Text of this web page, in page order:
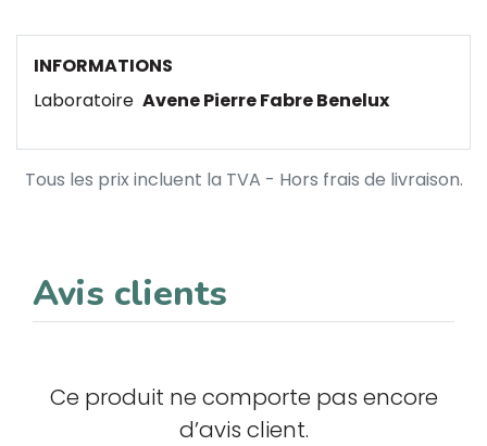
INFORMATIONS
Laboratoire Avene Pierre Fabre Benelux
Tous les prix incluent la TVA - Hors frais de livraison.
Avis clients
Ce produit ne comporte pas encore
d’avis client.